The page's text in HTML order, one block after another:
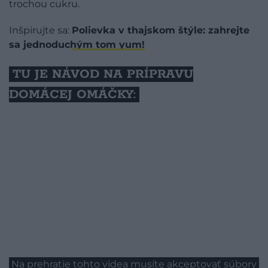
trochou cukru.
Inšpirujte sa: Polievka v thajskom štýle: zahrejte
sa jednoduchým tom yum!
TU JE NÁVOD NA PRÍPRAVU
DOMÁCEJ OMÁČKY:
Na prehratie tohto videa musíte akceptovať súbory